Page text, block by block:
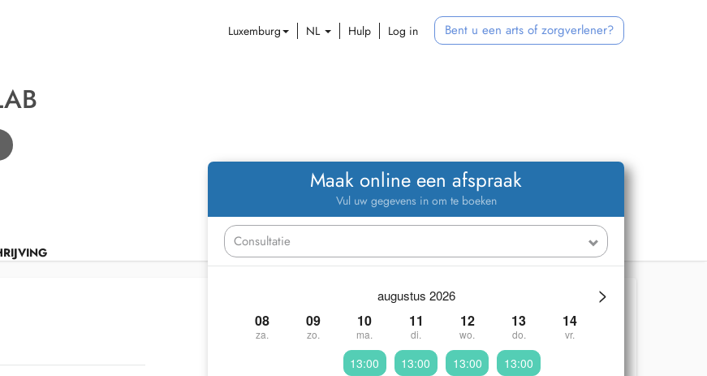
Luxemburg NL Hulp Log in Bent u een arts of zorgverlener?
Maak online een afspraak
Vul uw gegevens in om te boeken
>
augustus 2026
08
za.
09
zo.
10
ma.
11
di.
12
wo.
13
do.
14
vr.
13:00 13:00 13:00 13:00